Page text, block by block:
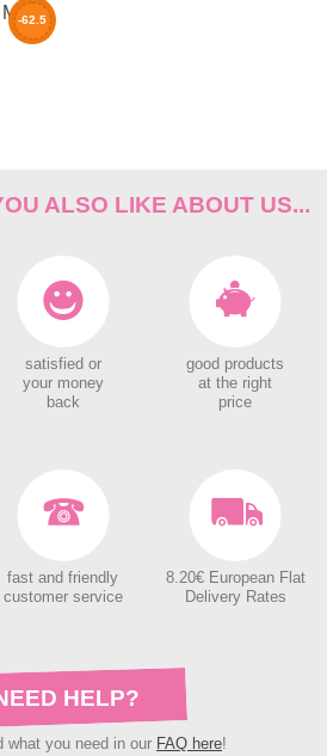
-62.5
ALSO LIKE ABOUT US...
satisfied or
your money
back
good products
at the right
price
fast and friendly
customer service
8.20€ European Flat
Delivery Rates
HELP?
what you need in our FAQ here!